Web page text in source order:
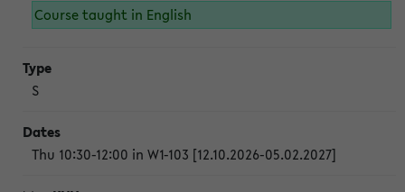
Course taught in English
S
Thu 10:30-12:00 in W1-103 [12.10.2026-05.02.2027]